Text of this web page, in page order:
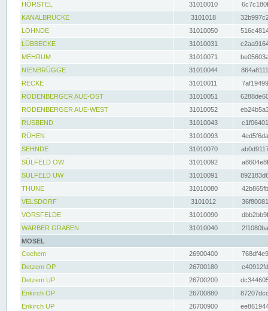
HÖRSTEL
31010010
KANALBRÜCKE
3101018
LOHNDE
31010050
LÜBBECKE
31010031
MEHRUM
31010071
NIENBRÜGGE
31010044
RECKE
31010011
RODENBERGER AUE-OST
31010051
RODENBERGER AUE-WEST
31010052
RUSBEND
31010043
RÜHEN
31010093
SEHNDE
31010070
SÜLFELD OW
31010092
SÜLFELD UW
31010091
THUNE
31010080
VELSDORF
3101012
VORSFELDE
31010090
WARBER GRABEN
31010040
MOSEL
Cochem
26900400
Detzem OP
26700180
Detzem UP
26700200
Enkirch OP
26700880
Enkirch UP
26700900